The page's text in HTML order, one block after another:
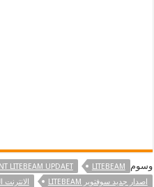
وسوم LITEBEAM
LITEBEAM UPDAET
اصدار جديد سوفتوير LITEBEAM
الانترنت